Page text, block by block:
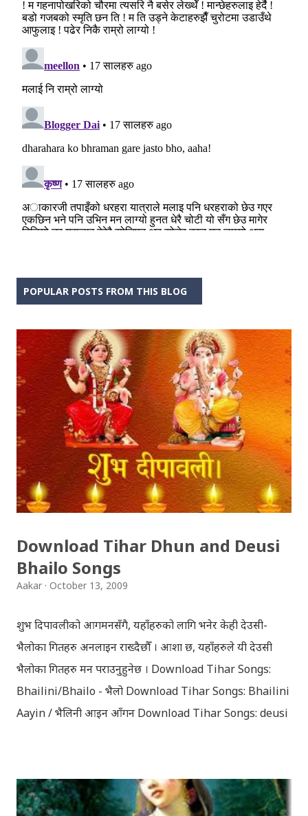
POPULAR POSTS FROM THIS BLOG
Download Tihar Dhun and Deusi
Bhailo Songs
Aakar October 13, 2009
शुभ दिपावलीको आगमनसँगै, यहाँहरुको लागि भनेर केही देउसी-
भैलोका गितहरु अनलाइन राख्दैछौँ । आशा छ, यहाँहरुले यी देउसी
भैलोका गितहरु मन पराउनुहुनेछ । Download Tihar Songs:
Bhailini/Bhailo - भैलो Download Tihar Songs: Bhailini
Aayin / भैलिनी आइन आँगन Download Tihar Songs: deusi
Songs: diyo baali sanjh ko / दियो बाली साँझ को
Download: Tihar Dhun (Deusi,Bhailo)/ तिहार धुन(देउसी